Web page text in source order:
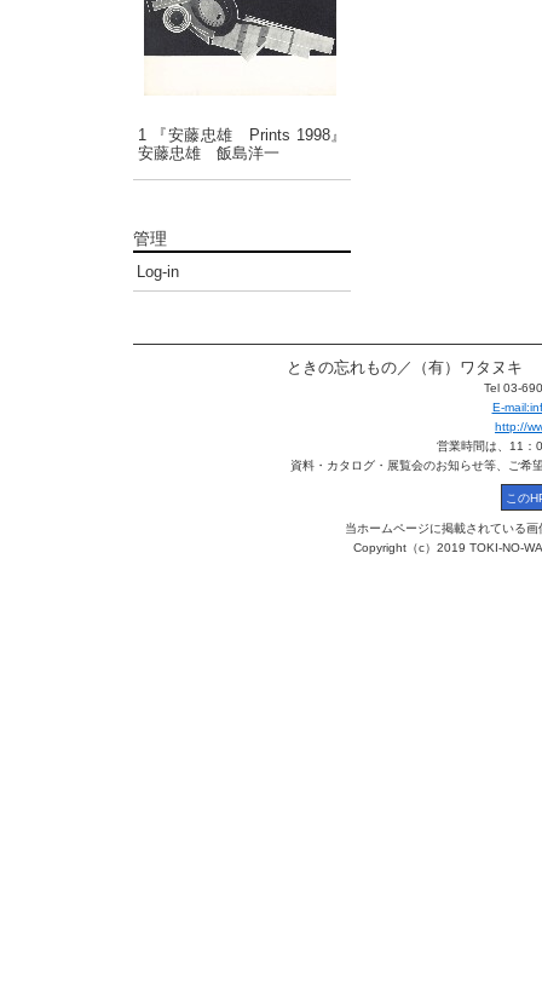
1 『安藤忠雄 Prints 1998』
安藤忠雄 飯島洋一
管理
Log-in
ときの忘れもの／（有）ワタヌキ
Tel 03-
E-
http://
営業時間は、11：
資料・カタログ・展覧会のお知らせ等、ご希
当ホームページに掲載されている
Copyright（c）2019 TOKI-NO-